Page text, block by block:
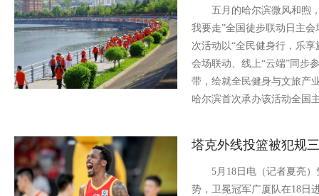
五月的哈尔滨微风和煦，
我要走”全国徒步联动日主
次活动以“全民健身行，乐
会场联动、线上“云端”同步
带，绘就全民健身与文旅产
哈尔滨首次承办该活动全国
塔克外线投篮被犯规
5月18日电（记者夏亮）
势，卫冕冠军广厦队在18日